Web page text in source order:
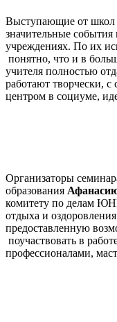
Выступающие от школ
значительные события
учреждениях. По их
понятно, что и в
учителя полностью
работают творчески, с
центром в социуме,
Организаторы
образования
комитету по делам
отдыха и
предоставленную
поучаствовать в
профессионалами,